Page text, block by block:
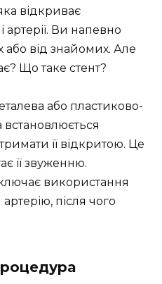
відкриває
артерії. Ви напевно
від знайомих. Але
Що таке стент?
або пластиково-
встановлюється
її відкритою. Це
її звуженню.
використання
після чого